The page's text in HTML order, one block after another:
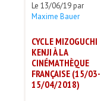
Le 13/06/19 par
Maxime Bauer
CYCLE MIZOGUCHI
KENJI À LA
CINÉMATHÈQUE
FRANÇAISE (15/03-
15/04/2018)